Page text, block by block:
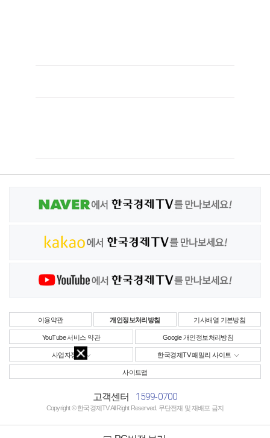
YouTube 서비스 약관 Google 개인정보처리방침
사이트맵